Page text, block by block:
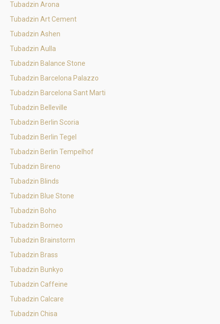
Tubadzin Arona
Tubadzin Art Cement
Tubadzin Ashen
Tubadzin Aulla
Tubadzin Balance Stone
Tubadzin Barcelona Palazzo
Tubadzin Barcelona Sant Marti
Tubadzin Belleville
Tubadzin Berlin Scoria
Tubadzin Berlin Tegel
Tubadzin Berlin Tempelhof
Tubadzin Bireno
Tubadzin Blinds
Tubadzin Blue Stone
Tubadzin Boho
Tubadzin Borneo
Tubadzin Brainstorm
Tubadzin Brass
Tubadzin Bunkyo
Tubadzin Caffeine
Tubadzin Calcare
Tubadzin Chisa